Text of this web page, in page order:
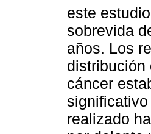
este
sobrevida
años. Los
distribución
cáncer
realizado